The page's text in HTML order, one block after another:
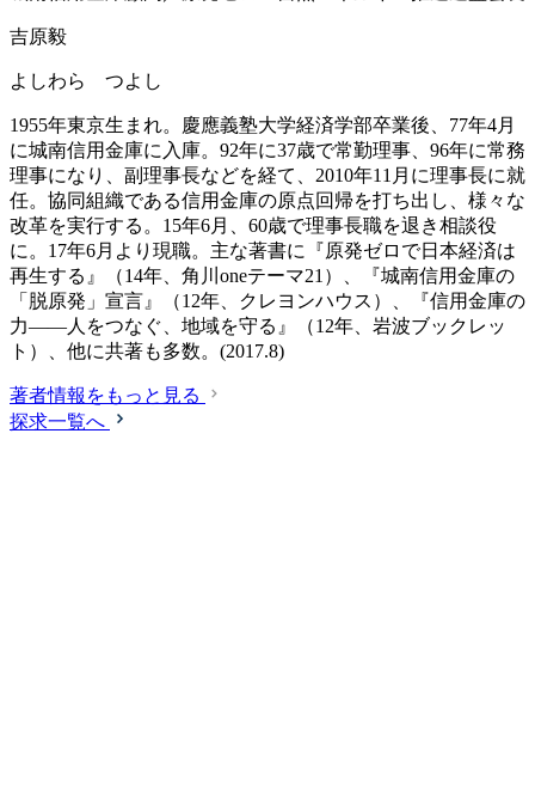
吉原毅
よしわら つよし
1955年東京生まれ。慶應義塾大学経済学部卒業後、77年4月
に城南信用金庫に入庫。92年に37歳で常勤理事、96年に常務
理事になり、副理事長などを経て、2010年11月に理事長に就
任。協同組織である信用金庫の原点回帰を打ち出し、様々な
改革を実行する。15年6月、60歳で理事長職を退き相談役
に。17年6月より現職。主な著書に『原発ゼロで日本経済は
再生する』（14年、角川oneテーマ21）、『城南信用金庫の
「脱原発」宣言』（12年、クレヨンハウス）、『信用金庫の
力――人をつなぐ、地域を守る』（12年、岩波ブックレッ
ト）、他に共著も多数。(2017.8)
著者情報をもっと見る
探求一覧へ